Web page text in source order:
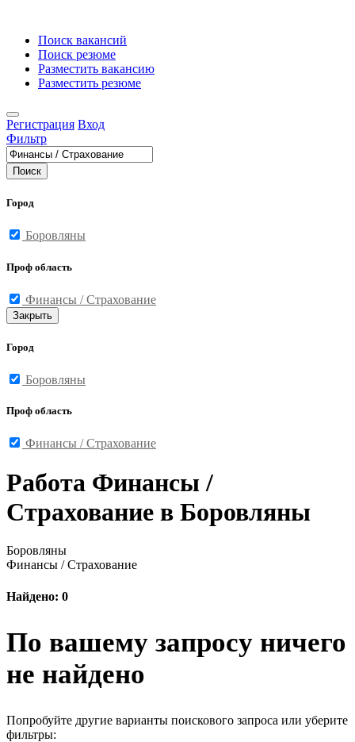
Поиск вакансий
Поиск резюме
Разместить вакансию
Разместить резюме
Регистрация Вход
Фильтр
Поиск
Город
Боровляны
Проф область
Финансы / Страхование
Закрыть
Город
Боровляны
Проф область
Финансы / Страхование
Работа Финансы /
Страхование в Боровляны
Боровляны
Финансы / Страхование
Найдено: 0
По вашему запросу ничего
не найдено
Попробуйте другие варианты поискового запроса или уберите
фильтры: